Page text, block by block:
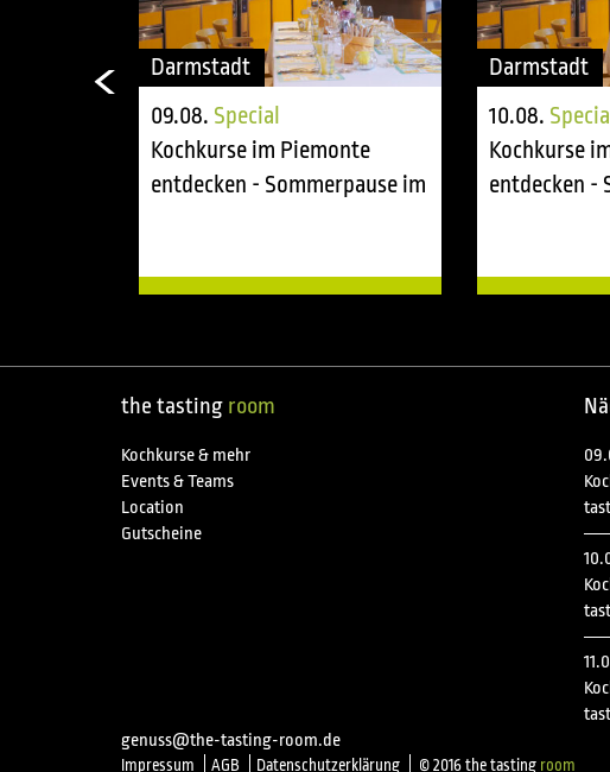
Darmstadt
09.08. Special
Kochkurse im Piemonte
entdecken - Sommerpause im
Darmstadt
10.08.
Kochkurse
entdecken -
the tasting room
Kochkurse & mehr
Events & Teams
Location
Gutscheine
genuss@the-tasting-room.de
Impressum AGB Datenschutzerklärung © 2016 the tasting room